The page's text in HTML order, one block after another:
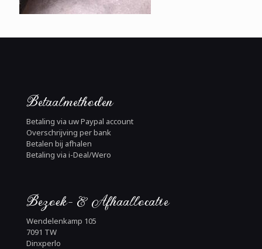
Betaalmethoden
Betaling via uw Paypal account
Overschrijving per bank
Betalen bij afhalen
Betaling via i-Deal/Wero
Bezoek- & Afhaallocatie
Wendelenkamp 105
7091 TW
Dinxperlo